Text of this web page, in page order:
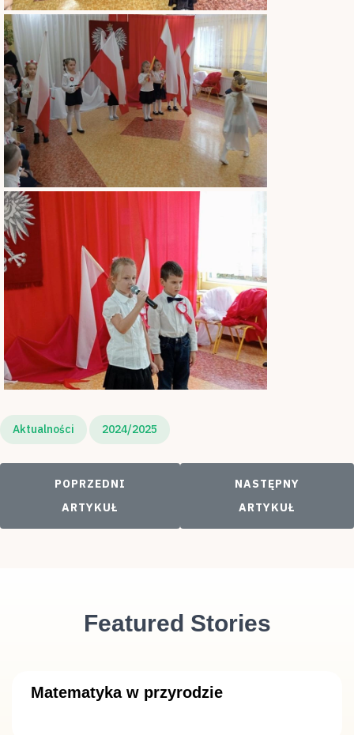
Aktualności 2024/2025
POPRZEDNI ARTYKUŁ: AKCJA ZBIERANIA
POPRZEDNI
ARTYKUŁ
NASTĘPNY
NASTĘPNY
ARTYKUŁ
Featured Stories
Matematyka w przyrodzie